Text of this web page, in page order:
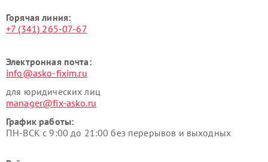
Горячая линия:
+7 (341) 265-07-67
Электронная почта:
info@asko-fixim.ru
для юридических лиц
manager@fix-asko.ru
График работы:
ПН-ВСК с 9:00 до 21:00 без перерывов и выходных